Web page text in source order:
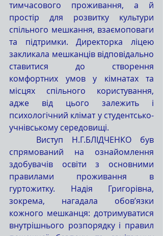
тимчасового проживання, а й
простір для розвитку культури
спільного мешкання, взаємоповаги
та підтримки. Директорка ліцею
закликала мешканців відповідально
ставитися до створення
комфортних умов у кімнатах та
місцях спільного користування,
адже від цього залежить і
психологічний клімат у студентсько-
учнівському середовищі.
спрямований на ознайомлення
здобувачів освіти з основними
правилами проживання в
гуртожитку. Надія Григорівна,
зокрема, нагадала обов’язки
кожного мешканця: дотримуватися
внутрішнього розпорядку і правил